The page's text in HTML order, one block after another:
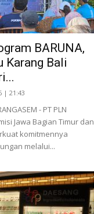
BARUNA,
Karang Bali
| 21:43
- PT PLN
Jawa Bagian Timur dan
komitmennya
melalui...